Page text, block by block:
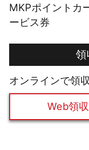
MKPポイントカ
ービス券
領
オンラインで領
Web領